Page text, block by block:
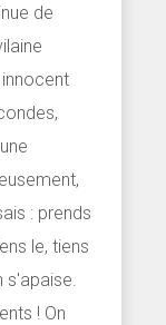
de
: prends
le, tiens
s'apaise.
! On